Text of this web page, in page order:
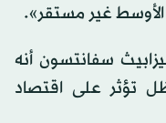
الأوسط غير مستقر».
سفانتسون أنه
تؤثر على اقتصاد